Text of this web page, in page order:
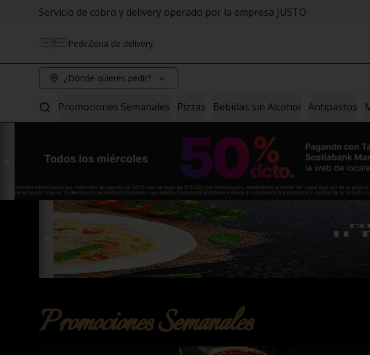
Servicio de cobro y delivery operado por la empresa JUSTO
PedirZona de delivery
¿Dónde quieres pedir?
Promociones Semanales Pizzas Bebidas sin Alcohol Antipastos
Promociones Semanales